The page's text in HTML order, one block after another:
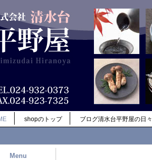
shopのトップ ブログ清水台平野屋の日々
Menu